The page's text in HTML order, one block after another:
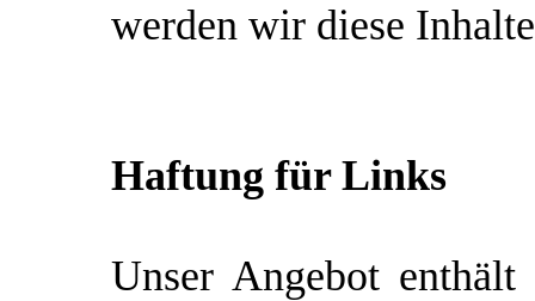
werden wir diese
Haftung für Links
Unser Angebot